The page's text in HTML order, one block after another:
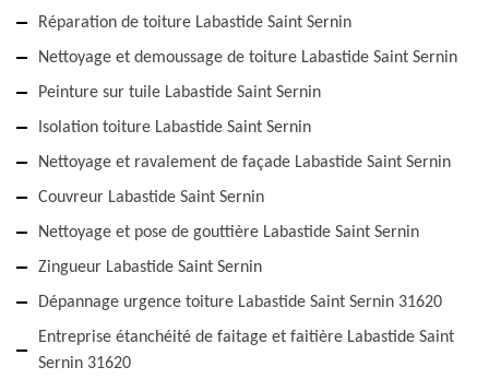
Réparation de toiture Labastide Saint Sernin
Nettoyage et demoussage de toiture Labastide Saint Sernin
Peinture sur tuile Labastide Saint Sernin
Isolation toiture Labastide Saint Sernin
Nettoyage et ravalement de façade Labastide Saint Sernin
Couvreur Labastide Saint Sernin
Nettoyage et pose de gouttière Labastide Saint Sernin
Zingueur Labastide Saint Sernin
Dépannage urgence toiture Labastide Saint Sernin 31620
Entreprise étanchéité de faitage et faitière Labastide Saint
Sernin 31620